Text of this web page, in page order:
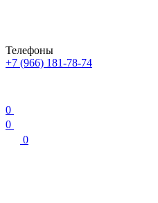
Телефоны
+7 (966) 181-78-74
0
0
0